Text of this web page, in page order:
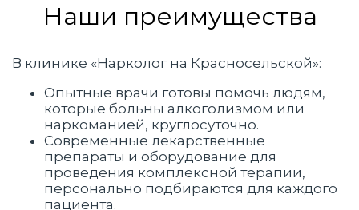
Наши преимущества
В клинике «Нарколог на Красносельской»:
Опытные врачи готовы помочь людям,
которые больны алкоголизмом или
наркоманией, круглосуточно.
Современные лекарственные
препараты и оборудование для
проведения комплексной терапии,
персонально подбираются для каждого
пациента.